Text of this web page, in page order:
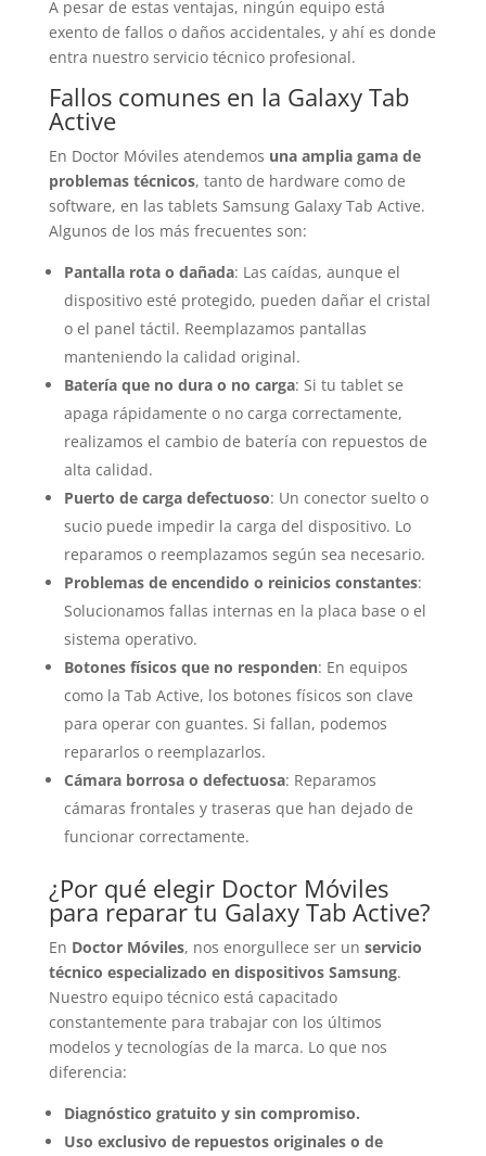
A pesar de estas ventajas, ningún equipo está
exento de fallos o daños accidentales, y ahí es donde
entra nuestro servicio técnico profesional.
Fallos comunes en la Galaxy Tab
Active
En Doctor Móviles atendemos una amplia gama de
problemas técnicos, tanto de hardware como de
software, en las tablets Samsung Galaxy Tab Active.
Algunos de los más frecuentes son:
Pantalla rota o dañada: Las caídas, aunque el
dispositivo esté protegido, pueden dañar el cristal
o el panel táctil. Reemplazamos pantallas
manteniendo la calidad original.
Batería que no dura o no carga: Si tu tablet se
apaga rápidamente o no carga correctamente,
realizamos el cambio de batería con repuestos de
alta calidad.
Puerto de carga defectuoso: Un conector suelto o
sucio puede impedir la carga del dispositivo. Lo
reparamos o reemplazamos según sea necesario.
Problemas de encendido o reinicios constantes:
Solucionamos fallas internas en la placa base o el
sistema operativo.
Botones físicos que no responden: En equipos
como la Tab Active, los botones físicos son clave
para operar con guantes. Si fallan, podemos
repararlos o reemplazarlos.
Cámara borrosa o defectuosa: Reparamos
cámaras frontales y traseras que han dejado de
funcionar correctamente.
¿Por qué elegir Doctor Móviles
para reparar tu Galaxy Tab Active?
En Doctor Móviles, nos enorgullece ser un servicio
técnico especializado en dispositivos Samsung.
Nuestro equipo técnico está capacitado
constantemente para trabajar con los últimos
modelos y tecnologías de la marca. Lo que nos
diferencia:
Diagnóstico gratuito y sin compromiso.
Uso exclusivo de repuestos originales o de